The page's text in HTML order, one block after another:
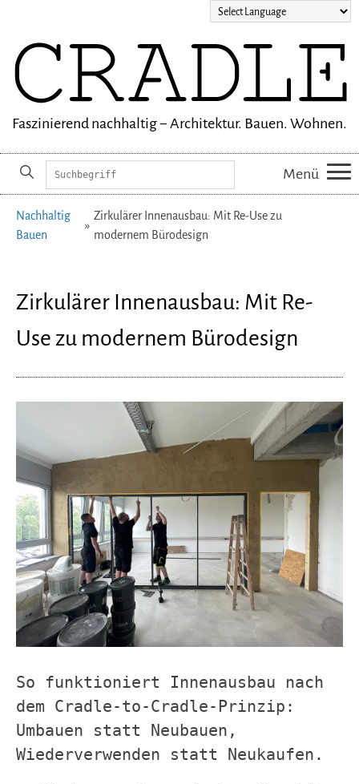
Faszinierend nachhaltig − Architektur. Bauen. Wohnen.
Menü
überspringen
Suchbegriffe
Nachhaltig
Bauen
Zirkulärer Innenausbau: Mit Re-Use zu
modernem Bürodesign
Zirkulärer Innenausbau: Mit Re-
Use zu modernem Bürodesign
So funktioniert Innenausbau nach
dem Cradle-to-Cradle-Prinzip:
Umbauen statt Neubauen,
Wiederverwenden statt Neukaufen.